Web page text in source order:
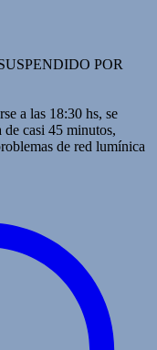
POR
a las 18:30 hs, se
de casi 45 minutos,
de red lumínica